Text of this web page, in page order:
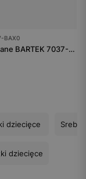
BAX0
Botki ocieplane BARTEK 7037-BAX0, dla dziewcząt, srebrny
dziecięce
dziecięce